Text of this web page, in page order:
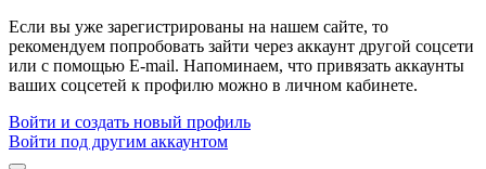
Если вы уже зарегистрированы на нашем сайте, то
рекомендуем попробовать зайти через аккаунт другой соцсети
или с помощью E-mail. Напоминаем, что привязать аккаунты
ваших соцсетей к профилю можно в личном кабинете.
Войти и создать новый профиль
Войти под другим аккаунтом